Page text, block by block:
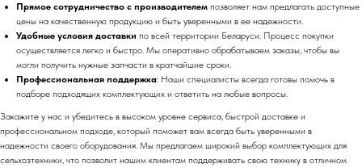
Прямое сотрудничество с производителем позволяет нам предлагать доступные
цены на качественную продукцию и быть уверенными в ее надежности.
Удобные условия доставки по всей территории Беларуси. Процесс покупки
осуществляется легко и быстро. Мы оперативно обрабатываем заказы, чтобы вы
могли получить нужные запчасти в кратчайшие сроки.
Профессиональная поддержка: Наши специалисты всегда готовы помочь в
подборе подходящих комплектующих и ответить на любые вопросы.
Закажите у нас и убедитесь в высоком уровне сервиса, быстрой доставке и
профессиональном подходе, который поможет вам всегда быть уверенными в
надежности своего оборудования. Мы предлагаем широкий выбор комплектующих для
сельхозтехники, что позволит нашим клиентам поддерживать свою технику в отличном